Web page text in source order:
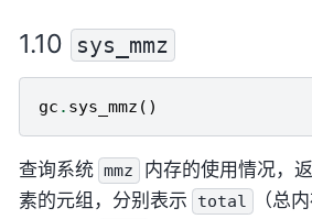
sys_mmz
gc . sys_mmz ()
查询系统 mmz
内存的使用情况，
素的元组，分别表示
total （总